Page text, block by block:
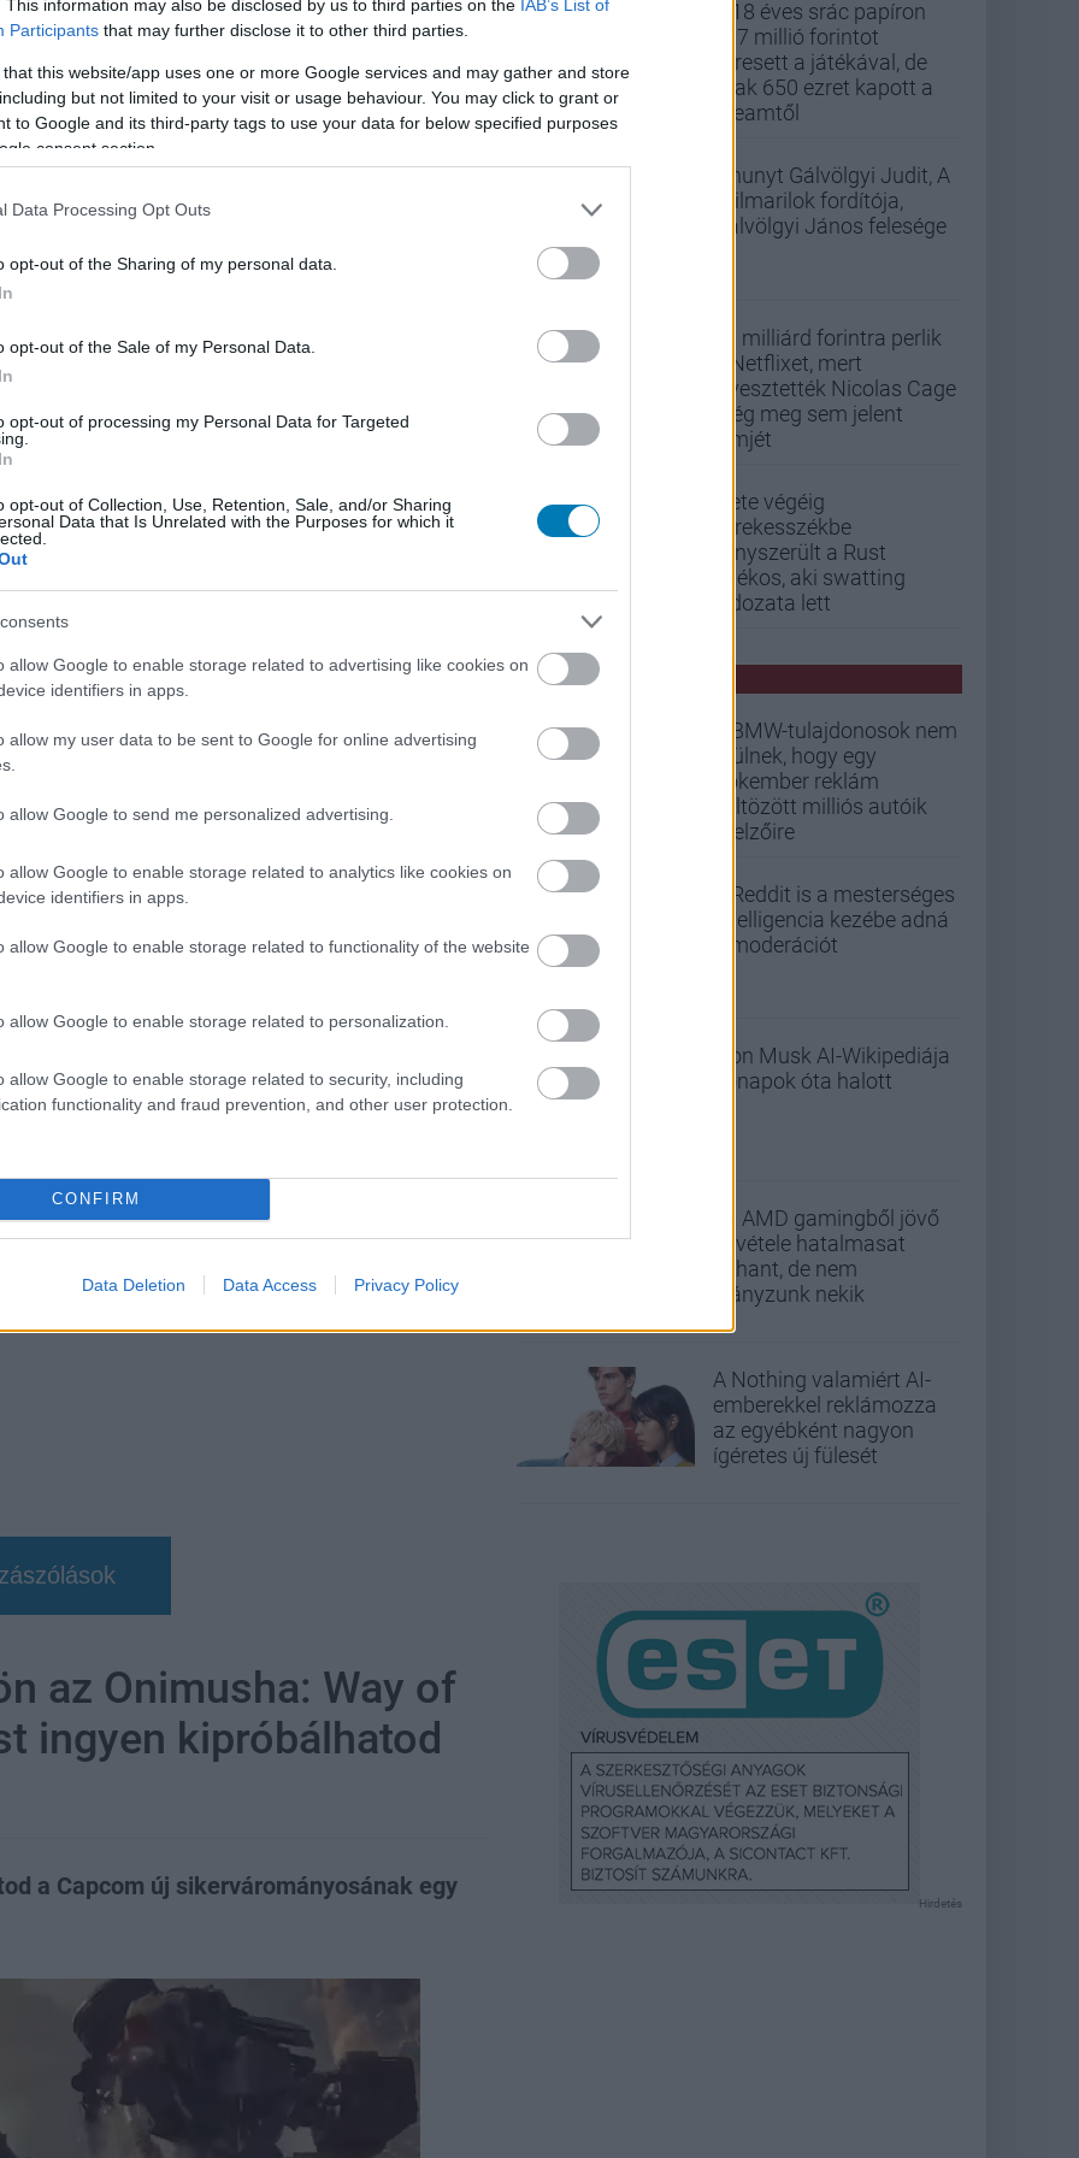
This information may also be disclosed by us to third parties on the IAB’s List of
Participants that may further disclose it to other third parties.
that this website/app uses one or more Google services and may gather and store
but not limited to your visit or usage behaviour. You may click to grant or
to Google and its third-party tags to use your data for below specified purposes
consent section.
Data Processing Opt Outs
opt-out of the Sharing of my personal data.
opt-out of the Sale of my Personal Data.
opt-out of processing my Personal Data for Targeted
opt-out of Collection, Use, Retention, Sale, and/or Sharing
Data that Is Unrelated with the Purposes for which it
allow Google to enable storage related to advertising like cookies on
identifiers in apps.
allow my user data to be sent to Google for online advertising
allow Google to send me personalized advertising.
allow Google to enable storage related to analytics like cookies on
identifiers in apps.
allow Google to enable storage related to functionality of the website
allow Google to enable storage related to personalization.
allow Google to enable storage related to security, including
functionality and fraud prevention, and other user protection.
CONFIRM
Data Deletion Data Access Privacy Policy
eléggé rá tud kattani az ilyesmire. Meg amúgy
arról, hogy az Instagram megpróbálja megtörni
része. A Meta globálisan kiterjeszti a 13+ tartalmi
Messengeren is. Ez alapértelmezett beállításként
profilokkal, oldalakkal, csoportokkal és
a funkció tavaly októberi indulása óta tízből kilenc
hatékonyabb eszköz lehet. Ez azoknak a szülőknek
szeretnének a gyereküknek. A Meta szerint ez
is elérhető lesz.
nevű online biztonsági vállalat stressztesztelte az
a Meta közlése szerint
százalékkal kevesebb felnőttesebb tartalmat láttak,
arány 96 százalék volt.
kezelni az ilyen számokat. Az Instagram tinikre
a platformot különösen sok kritika érte a testkép,
körüli tartalmak miatt. A mostani lépés ezért nem
hanem annak beismerése is, hogy az
jelenthetnek. És lehet százalékokkal dobálózni, de
csak 1-2 év múlva válhatnak talán érdemben
mennyire tudja felismerni a káros
az üzleti logikának, amely eddig éppen a minél
most is arra épül.
hangulata – Jön a második forduló! (X)
#közösségi média #tinédzserek
az Onimusha: Way of
ingyen kipróbálhatod
a Capcom új sikervárományosának egy
A 18 éves srác papíron
437 millió forintot
keresett a játékával, de
csak 650 ezret kapott a
Steamtől
Elhunyt Gálvölgyi Judit, A
szilmarilok fordítója,
Gálvölgyi János felesége
33 milliárd forintra perlik
a Netflixet, mert
elvesztették Nicolas Cage
még meg sem jelent
filmjét
Élete végéig
kerekesszékbe
kényszerült a Rust
játékos, aki swatting
áldozata lett
PCW HÍREK
A BMW-tulajdonosok nem
örülnek, hogy egy
Pókember reklám
költözött milliós autóik
kijelzőire
A Reddit is a mesterséges
intelligencia kezébe adná
a moderációt
Elon Musk AI-Wikipediája
hónapok óta halott
Az AMD gamingből jövő
bevétele hatalmasat
zuhant, de nem
hiányzunk nekik
A Nothing valamiért AI-
emberekkel reklámozza
az egyébként nagyon
ígéretes új fülesét
Hirdetés